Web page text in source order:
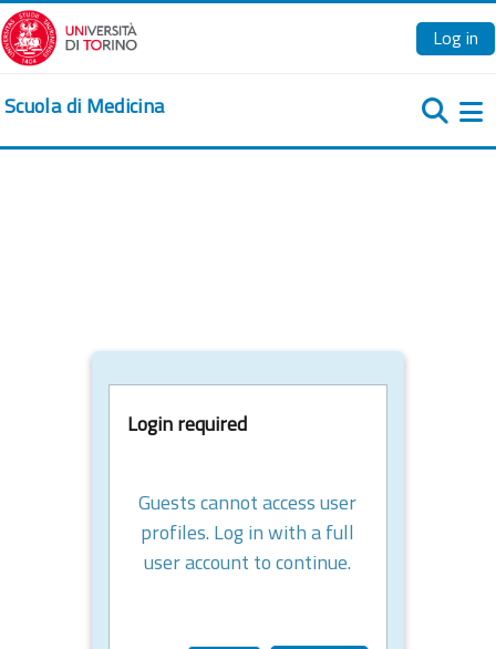
Skip to main content
Log in
Scuola di Medicina
Login required
Guests cannot access user
profiles. Log in with a full
user account to continue.